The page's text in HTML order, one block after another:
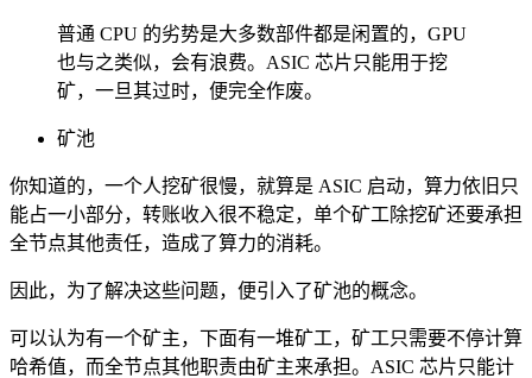
普通 CPU 的劣势是大多数部件都是闲置的，GPU
也与之类似，会有浪费。ASIC 芯片只能用于挖
矿，一旦其过时，便完全作废。
矿池
你知道的，一个人挖矿很慢，就算是 ASIC 启动，算力依旧只
能占一小部分，转账收入很不稳定，单个矿工除挖矿还要承担
全节点其他责任，造成了算力的消耗。
因此，为了解决这些问题，便引入了矿池的概念。
可以认为有一个矿主，下面有一堆矿工，矿工只需要不停计算
哈希值，而全节点其他职责由矿主来承担。ASIC 芯片只能计